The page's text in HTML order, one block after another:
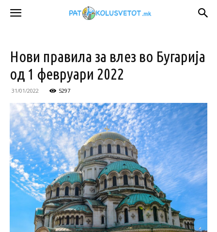
Нови правила за влез во Бугарија
од 1 февруари 2022
31/01/2022 5297